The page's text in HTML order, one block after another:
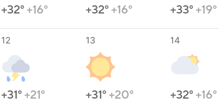
+32°+16° +32°+16° +33°+19°
12
+31°+21°
13
+31°+20°
14
+32°+16°